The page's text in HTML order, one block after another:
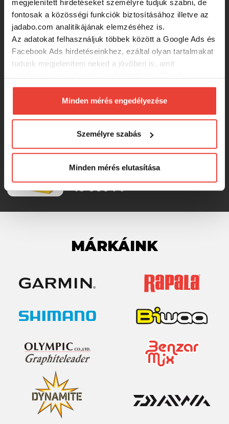
megjelenített hirdetéseket személyre tudjuk szabni, de
fontosak a közösségi funkciók biztosításához illetve az
jadabo.com analitikájának elemzéséhez is.
Az adatokat felhasználjuk többek között a Google Ads és
Facebook Ads hirdetéseinkhez, ezáltal olyan tartalmakat
tudunk megjeleníteni neked a jövőben is, amit
biztosításához arra kérünk, hogy engedd meg
számunkra minden mérés használatát.
Természetesensoha semmilyen formában nem fogunk
megváltoztathatod a döntésed ezzel kapcsolatban.
Előre is köszönjük!
Minden mérés engedélyezése
Személyre szabás
Minden mérés elutasítása
Berkley Swigs For Bigs Gift Pack 2x
Nessie 22cm szett
17 200 Ft
Pack 9cm 22g wobbler szett
16 950 Ft
Berkley Swigs For Bigs Gift Pack 2x
Cullshad 20 szett
16 000 Ft
MÁRKÁINK